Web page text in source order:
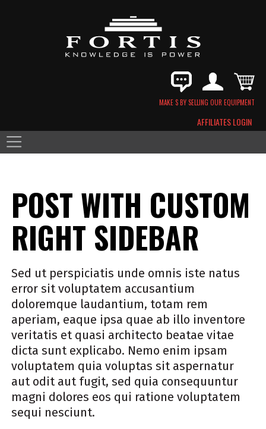
MAKE $ BY SELLING OUR EQUIPMENT
AFFILIATES LOGIN
POST WITH CUSTOM
RIGHT SIDEBAR
Sed ut perspiciatis unde omnis iste natus
error sit voluptatem accusantium
doloremque laudantium, totam rem
aperiam, eaque ipsa quae ab illo inventore
veritatis et quasi architecto beatae vitae
dicta sunt explicabo. Nemo enim ipsam
voluptatem quia voluptas sit aspernatur
aut odit aut fugit, sed quia consequuntur
magni dolores eos qui ratione voluptatem
sequi nesciunt.